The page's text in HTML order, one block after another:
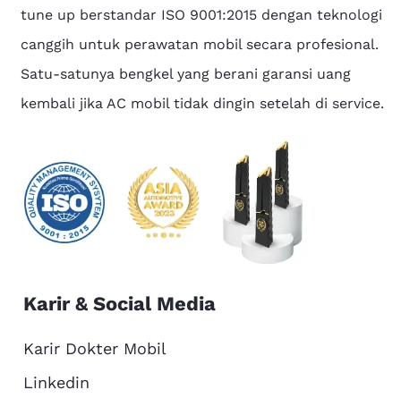
tune up berstandar ISO 9001:2015 dengan teknologi
canggih untuk perawatan mobil secara profesional.
Satu-satunya bengkel yang berani garansi uang
kembali jika AC mobil tidak dingin setelah di service.
Karir & Social Media
Karir Dokter Mobil
Linkedin